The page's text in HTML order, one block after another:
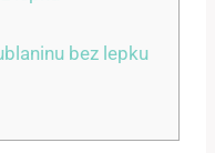
bez lepku